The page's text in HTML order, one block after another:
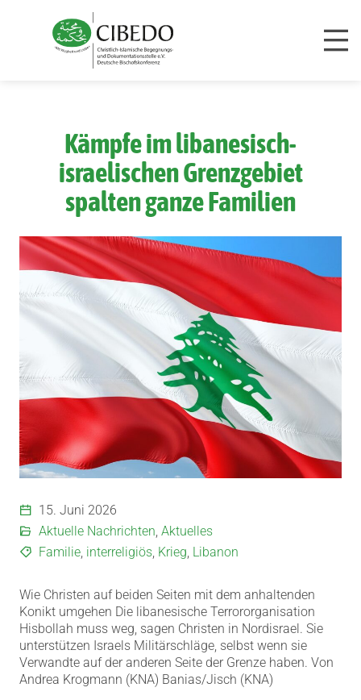
Kämpfe im libanesisch-
israelischen Grenzgebiet
spalten ganze Familien
15. Juni 2026
Aktuelle Nachrichten, Aktuelles
Familie, interreligiös, Krieg Libanon
Wie Christen auf beiden Seiten mit dem anhaltenden
Konikt umgehen Die libanesische Terrororganisation
Hisbollah muss weg, sagen Christen in Nordisrael. Sie
unterstützen Israels Militärschläge, selbst wenn sie
Verwandte auf der anderen Seite der Grenze haben. Von
Andrea Krogmann (KNA) Banias/Jisch (KNA)